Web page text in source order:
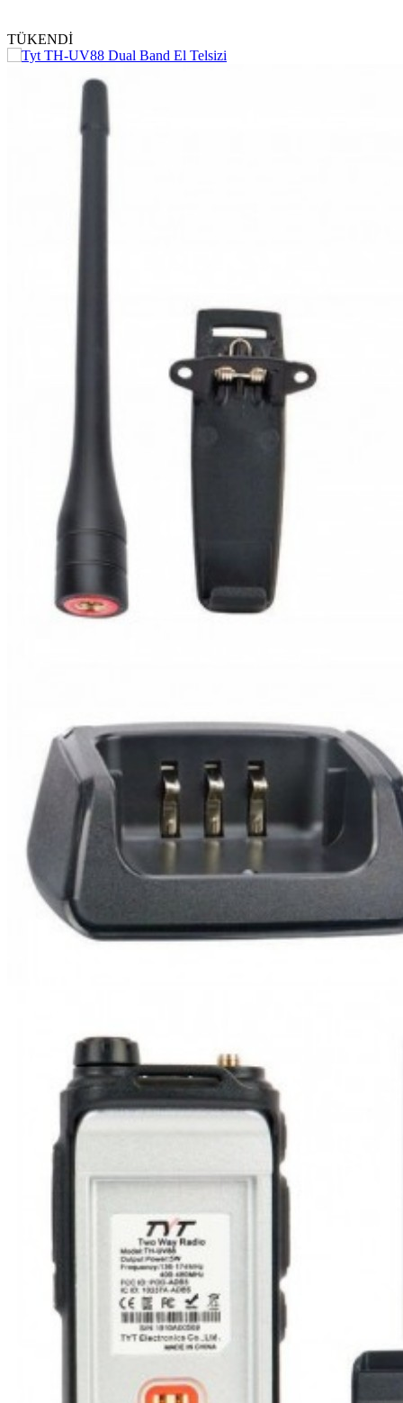
TÜKENDİ